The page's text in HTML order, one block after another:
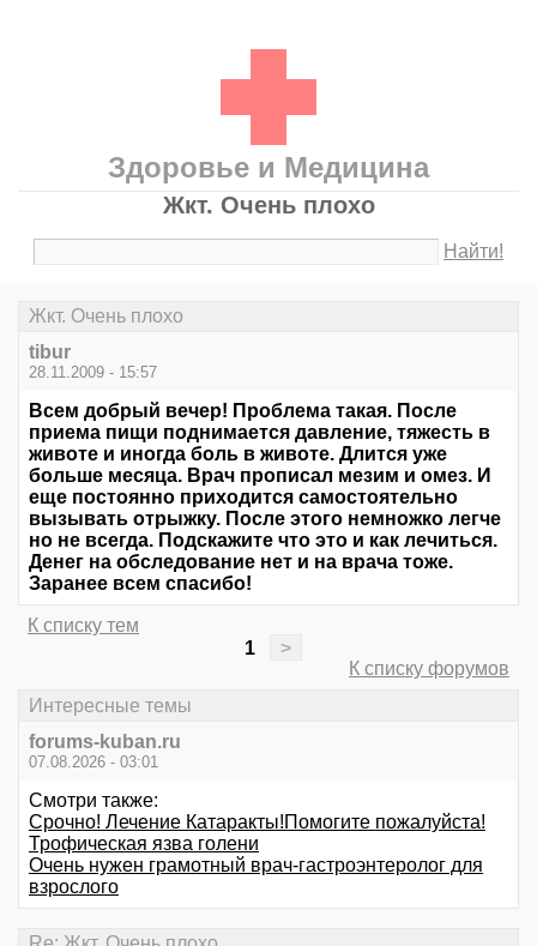
Здоровье и Медицина
Жкт. Очень плохо
Найти!
Жкт. Очень плохо
tibur
28.11.2009 - 15:57
Всем добрый вечер! Проблема такая. После
приема пищи поднимается давление, тяжесть в
животе и иногда боль в животе. Длится уже
больше месяца. Врач прописал мезим и омез. И
еще постоянно приходится самостоятельно
вызывать отрыжку. После этого немножко легче
но не всегда. Подскажите что это и как лечиться.
Денег на обследование нет и на врача тоже.
Заранее всем спасибо!
К списку тем
1
>
К списку форумов
Интересные темы
forums-kuban.ru
07.08.2026 - 03:01
Смотри также:
Срочно! Лечение Катаракты!Помогите пожалуйста!
Трофическая язва голени
Очень нужен грамотный врач-гастроэнтеролог для
взрослого